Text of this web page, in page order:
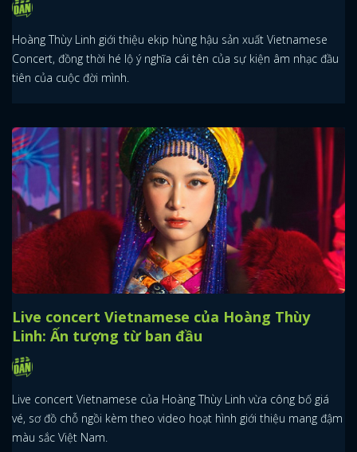
Hoàng Thùy Linh giới thiệu ekip hùng hậu sản xuất Vietnamese
Concert, đồng thời hé lộ ý nghĩa cái tên của sự kiện âm nhạc đầu
tiên của cuộc đời mình.
Live concert Vietnamese của Hoàng Thùy
Linh: Ấn tượng từ ban đầu
Live concert Vietnamese của Hoàng Thùy Linh vừa công bố giá
vé, sơ đồ chỗ ngồi kèm theo video hoạt hình giới thiệu mang đậm
màu sắc Việt Nam.